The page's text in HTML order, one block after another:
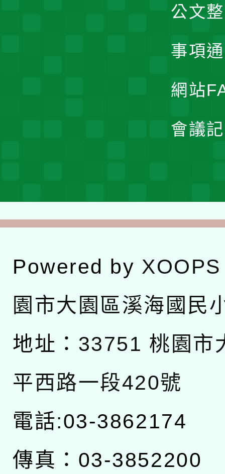
公文
事項
網站
會議
Powered by XOOPS
園市大園區溪海國民
地址： 33751 桃園市
平西路一段420號
電話:03-3862174
傳真：03-3852200